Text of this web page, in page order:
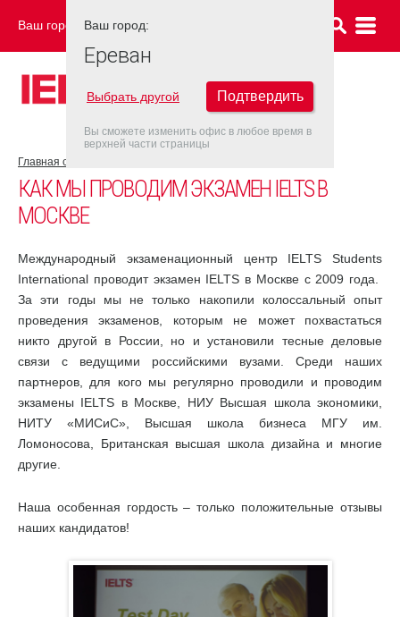
Ваш город: ЕРЕВАН
Главная страница
КАК МЫ ПРОВОДИМ ЭКЗАМЕН IELTS В
МОСКВЕ
Международный экзаменационный центр IELTS Students
International проводит экзамен IELTS в Москве с 2009 года.
За эти годы мы не только накопили колоссальный опыт
проведения экзаменов, которым не может похвастаться
никто другой в России, но и установили тесные деловые
связи с ведущими российскими вузами. Среди наших
партнеров, для кого мы регулярно проводили и проводим
экзамены IELTS в Москве, НИУ Высшая школа экономики,
НИТУ «МИСиС», Высшая школа бизнеса МГУ им.
Ломоносова, Британская высшая школа дизайна и многие
другие.
Наша особенная гордость – только положительные отзывы
наших кандидатов!
Ваш город:
Ереван
Выбрать другой Подтвердить
Вы сможете изменить офис в любое время в
верхней части страницы